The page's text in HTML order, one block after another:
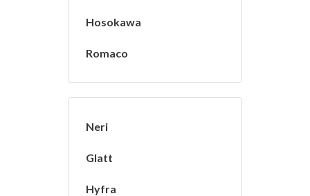
Hosokawa
Romaco
Neri
Glatt
Hyfra